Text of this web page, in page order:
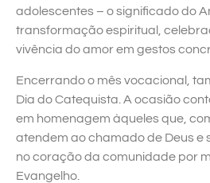
adolescentes – o significado do
transformação espiritual,
vivência do amor em gestos
Encerrando o mês vocacional,
Dia do Catequista. A ocasião
em homenagem àqueles que,
atendem ao chamado de Deus e
no coração da comunidade por
Evangelho.